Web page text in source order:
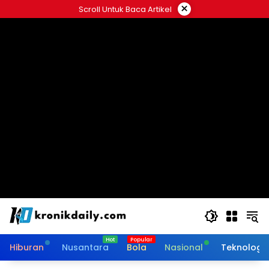
ke
Scroll Untuk Baca Artikel ×
Hiburan Nusantara Bola Nasional Teknologi